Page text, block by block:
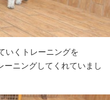
いくトレーニングを
ーニングしてくれていまし